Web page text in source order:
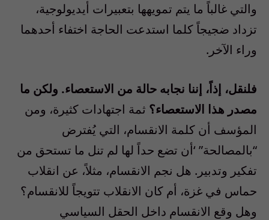
والتي غالباً ما يتم تمويهها بتعبيرات أيديولوجية،
تزداد ضجيجاً كلما استدعت الحاجة اختفاء أحدهما
وراء الآخر.
فلنقل، إذاً، إننا نجابه حالة من الاستعصاء. ولكن ما
مصدر هذا الاستعصاء؟ ثمة اجتهادات كثيرة، ومن
المؤسف أن كلمة الانقسام، التي يُفترض
“بالمصالحة” ‘أن تضع حداً لها لم تنل ما تستحق من
تفكير وتدبير. هل نجم الانقسام، مثلاً، عن انقلاب
حماس في غزة، أم كان الانقلاب تتويجاً للانقسام؟
وهل وقع الانقسام داخل الحقل السياسي